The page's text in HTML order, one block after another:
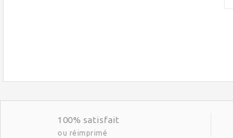
100% satisfait
ou réimprimé